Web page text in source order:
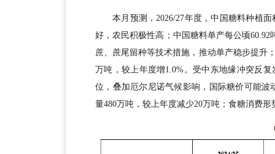
本月预测，2026/27年度，中国糖料种植
好，农民积极性高；中国糖料单产每公顷
蔗、蔗尾留种等技术措施，推动单产稳步提升
万吨，较上年度增1.0%。受中东地缘冲突反
位，叠加厄尔尼诺气候影响，国际糖价可能波
量480万吨，较上年度减少20万吨；食糖消费